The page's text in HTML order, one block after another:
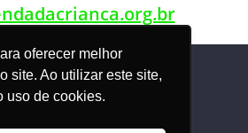
oferecer melhor
site. Ao utilizar este site,
uso de cookies.
de Privacidade